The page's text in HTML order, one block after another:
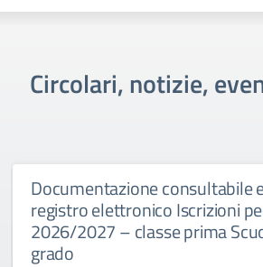
Circolari, notizie,
Documentazione consultabile
registro elettronico Iscrizioni
2026/2027 – classe prima
grado